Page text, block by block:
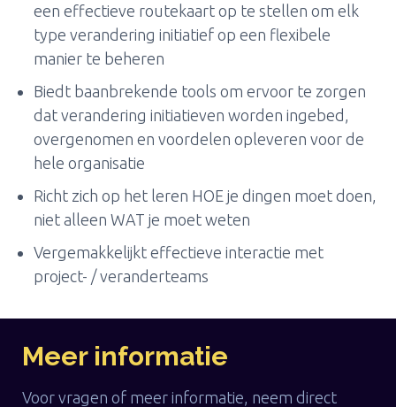
een effectieve routekaart op te stellen om elk
type verandering initiatief op een flexibele
manier te beheren
Biedt baanbrekende tools om ervoor te zorgen
dat verandering initiatieven worden ingebed,
overgenomen en voordelen opleveren voor de
hele organisatie
Richt zich op het leren HOE je dingen moet doen,
niet alleen WAT je moet weten
Vergemakkelijkt effectieve interactie met
project- / veranderteams
Meer informatie
Voor vragen of meer informatie, neem direct